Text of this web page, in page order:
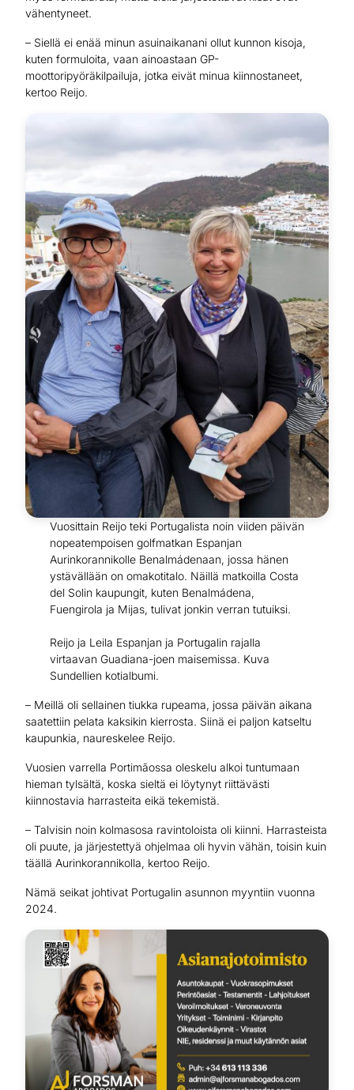
vähentyneet.
– Siellä ei enää minun asuinaikanani ollut kunnon kisoja,
kuten formuloita, vaan ainoastaan GP-
moottoripyöräkilpailuja, jotka eivät minua kiinnostaneet,
kertoo Reijo.
Vuosittain Reijo teki Portugalista noin viiden päivän
nopeatempoisen golfmatkan Espanjan
Aurinkorannikolle Benalmádenaan, jossa hänen
ystävällään on omakotitalo. Näillä matkoilla Costa
del Solin kaupungit, kuten Benalmádena,
Fuengirola ja Mijas, tulivat jonkin verran tutuiksi.
Reijo ja Leila Espanjan ja Portugalin rajalla
virtaavan Guadiana-joen maisemissa. Kuva
Sundellien kotialbumi.
– Meillä oli sellainen tiukka rupeama, jossa päivän aikana
saatettiin pelata kaksikin kierrosta. Siinä ei paljon katseltu
kaupunkia, naureskelee Reijo.
Vuosien varrella Portimãossa oleskelu alkoi tuntumaan
hieman tylsältä, koska sieltä ei löytynyt riittävästi
kiinnostavia harrasteita eikä tekemistä.
– Talvisin noin kolmasosa ravintoloista oli kiinni. Harrasteista
oli puute, ja järjestettyä ohjelmaa oli hyvin vähän, toisin kuin
täällä Aurinkorannikolla, kertoo Reijo.
Nämä seikat johtivat Portugalin asunnon myyntiin vuonna
2024.